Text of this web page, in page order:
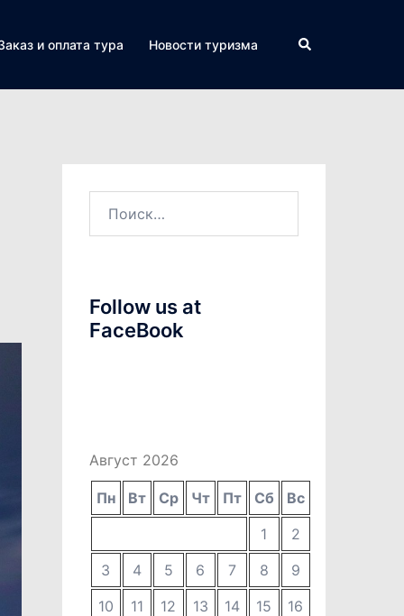
и оплата тура Новости туризма Поиск
Follow us at
FaceBook
Август 2026
Пн Вт Ср Чт Пт Сб
Вс
1
2
3
4 5 6 7 8
9
10
11 12 13 14 15
16